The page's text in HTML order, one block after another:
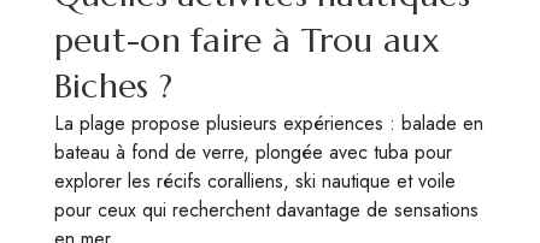
peut-on faire à Trou aux
Biches ?
La plage propose plusieurs expériences : balade en
bateau à fond de verre, plongée avec tuba pour
explorer les récifs coralliens, ski nautique et voile
pour ceux qui recherchent davantage de sensations